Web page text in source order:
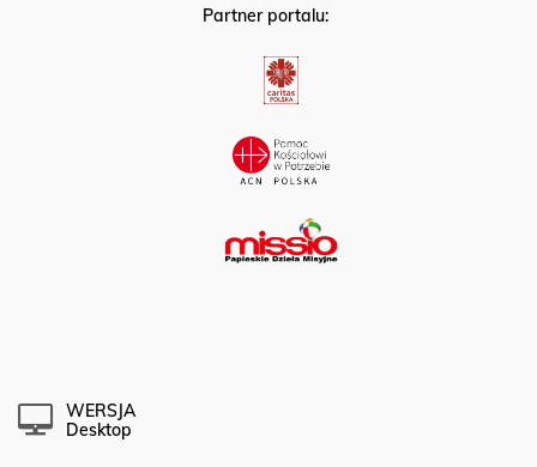
Partner portalu:
WERSJA
Desktop